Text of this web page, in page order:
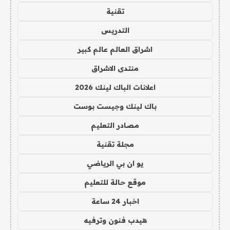
تقنية
التدريس
اشراق العالم عالم كبير
منتدى الاشراق
اعلانات الباك لينك 2026
باك لينك وجيست بوست
مصادر التعليم
مجلة تقنية
يو ان بي الرياضي
موقع حالة للتعليم
اخبار 24 ساعة
هيدب فنون وترفيه